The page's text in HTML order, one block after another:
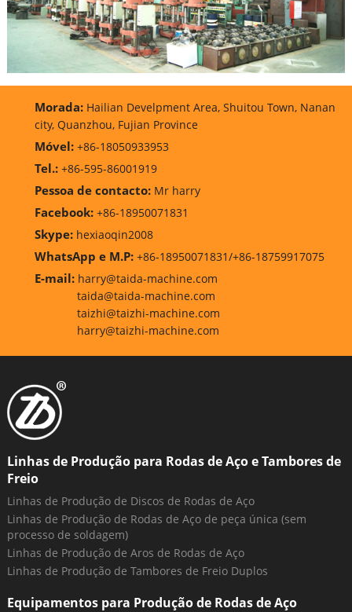
Morada: Hailian Develpment Area, Shuitou Town, Nanan
city, Quanzhou, Fujian Province
Móvel: +86-18050933953
Tel.: +86-595-86001919
Pessoa de contacto: Mr harry
Facebook: +86-18950071831
Skype: hexiaoqin2008
WhatsApp e M.P: +86-18950071831/+86-18759917075
E-mail: harry@taida-machine.com
taida@taida-machine.com
taizhi@taizhi-machine.com
harry@taizhi-machine.com
Linhas de Produção para Rodas de Aço e Tambores de
Freio
Linhas de Produção de Discos de Rodas de Aço
Linhas de Produção de Rodas de Aço de peça única (sem
processo de soldagem)
Linhas de Produção de Aros de Rodas de Aço
Linhas de Produção de Tambores de Freio Duplos
Equipamentos para Produção de Rodas de Aço